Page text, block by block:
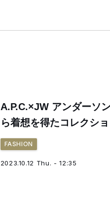
A.P.C.×JW アンダーソ
ら着想を得たコレクシ
FASHION
2023.10.12 Thu. - 12:35